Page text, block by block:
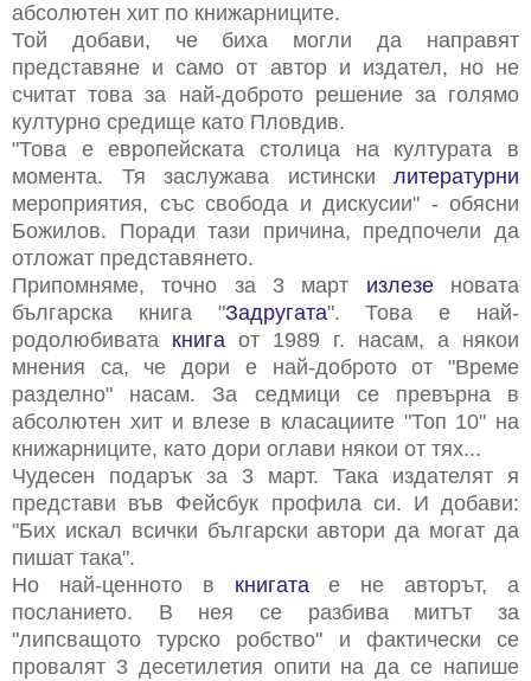
абсолютен хит по книжарниците.
Той добави, че биха могли да направят
представяне и само от автор и издател, но не
считат това за най-доброто решение за голямо
културно средище като Пловдив.
"Това е европейската столица на културата в
момента. Тя заслужава истински литературни
мероприятия, със свобода и дискусии" - обясни
Божилов. Поради тази причина, предпочели да
отложат представянето.
Припомняме,
точно за 3 март излезеновата
българска книга "Задругата". Това е най-
родолюбивата книга от 1989 г. насам, а някои
мнения са, че дори е най-доброто от "Време
разделно" насам. За седмици се превърна в
абсолютен хит и влезе в класациите "Топ 10" на
книжарниците, като дори оглави някои от тях...
Чудесен подарък за 3 март. Така издателят я
представи във Фейсбук профила си. И добави:
"Бих искал всички български автори да могат да
пишат така".
Но най-ценното в книгатае не авторът, а
посланието. В нея се разбива митът за
"липсващото турско робство" и фактически се
провалят 3 десетилетия опити на да се напише